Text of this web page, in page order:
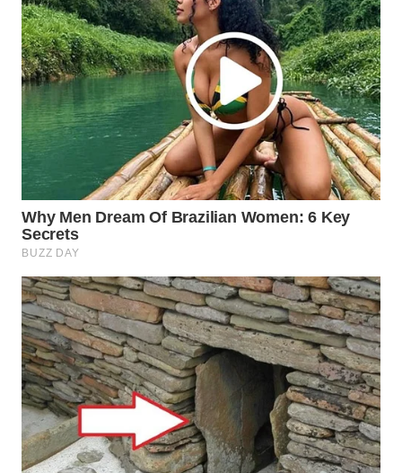
WN
MADURA
WN
SURABAYA
WN
WN
BINTAN
WN
MANDALIKA
WN
LIKUPANG
WN
LABUANBAJO